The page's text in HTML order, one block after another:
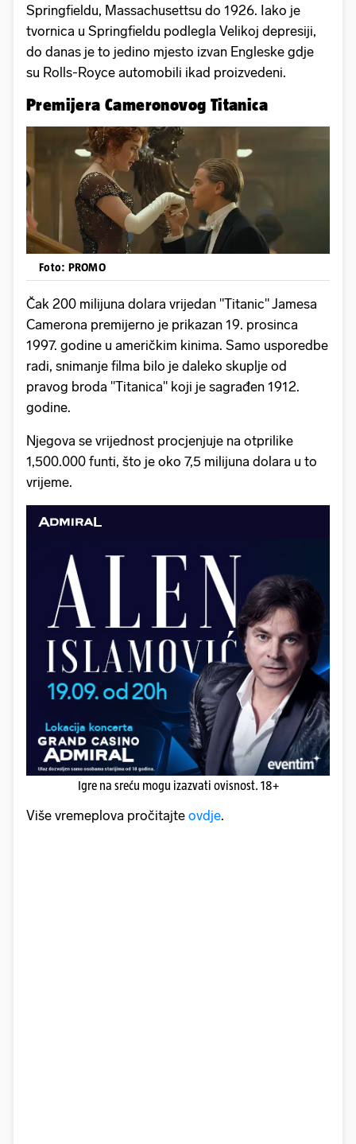
Springfieldu, Massachusettsu do 1926. Iako je
tvornica u Springfieldu podlegla Velikoj depresiji,
do danas je to jedino mjesto izvan Engleske gdje
su Rolls-Royce automobili ikad proizvedeni.
Premijera Cameronovog Titanica
Foto: PROMO
Čak 200 milijuna dolara vrijedan "Titanic" Jamesa
Camerona premijerno je prikazan 19. prosinca
1997. godine u američkim kinima. Samo usporedbe
radi, snimanje filma bilo je daleko skuplje od
pravog broda "Titanica" koji je sagrađen 1912.
godine.
Njegova se vrijednost procjenjuje na otprilike
1,500.000 funti, što je oko 7,5 milijuna dolara u to
vrijeme.
Igre na sreću mogu izazvati ovisnost. 18+
Više vremeplova pročitajte ovdje.